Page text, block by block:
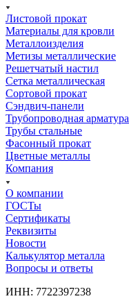
Листовой прокат
Материалы для кровли
Металлоизделия
Метизы металлические
Решетчатый настил
Сетка металлическая
Сортовой прокат
Сэндвич-панели
Трубопроводная арматура
Трубы стальные
Фасонный прокат
Цветные металлы
Компания
О компании
ГОСТы
Сертификаты
Реквизиты
Новости
Калькулятор металла
Вопросы и ответы
ИНН: 7722397238